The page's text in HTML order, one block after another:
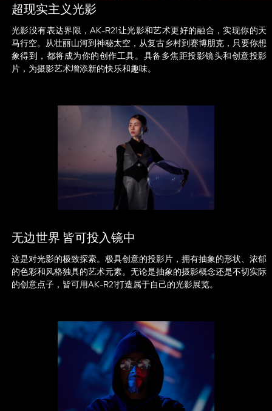
超现实主义光影
光影没有表达界限，AK-R21让光影和艺术更好的融合，实现你的天
马行空。从壮丽山河到神秘太空，从复古乡村到赛博朋克，只要你想
象得到，都将成为你的创作工具。具备多焦距投影镜头和创意投影
片，为摄影艺术增添新的快乐和趣味。
无边世界 皆可投入镜中
这是对光影的极致探索。极具创意的投影片，拥有抽象的形状、浓郁
的色彩和风格独具的艺术元素。无论是抽象的摄影概念还是不切实际
的创意点子，皆可用AK-R21打造属于自己的光影展览。